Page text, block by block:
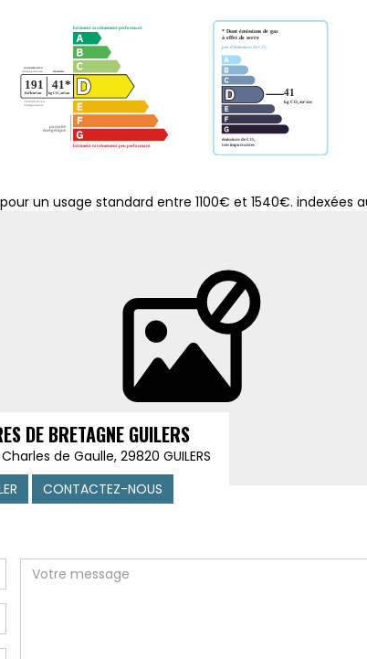
un usage standard entre 1100€ et 1540€. indexées
DE BRETAGNE GUILERS
de Gaulle, 29820 GUILERS
CONTACTEZ-NOUS